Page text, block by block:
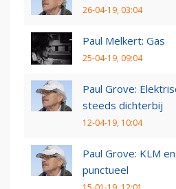
26-04-19, 03:04
Paul Melkert: Gas
25-04-19, 09:04
Paul Grove:
steeds dichterbij
12-04-19, 10:04
Paul Grove: KLM
punctueel